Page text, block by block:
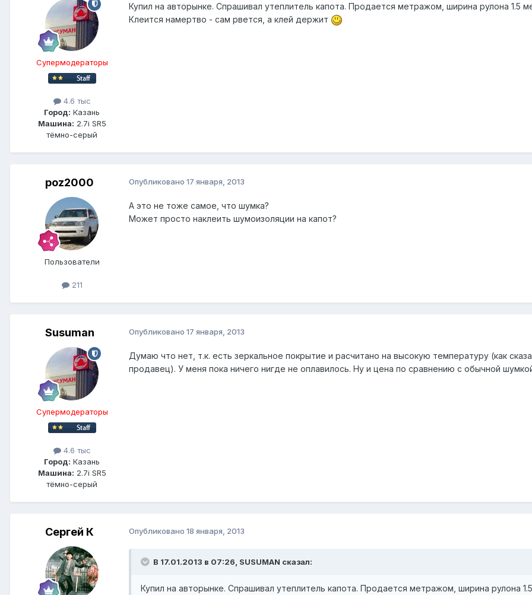
Супермодераторы
4.6 тыс
Город: Казань
Машина: 2.7i SR5
тёмно-серый
Купил на авторынке. Спрашивал утеплитель капота. Продается метражом, ширина рулона 1.5
Клеится намертво - сам рвется, а клей держит
poz2000
Пользователи
211
Опубликовано 17 января, 2013
А это не тоже самое, что шумка?
Может просто наклеить шумоизоляции на капот?
Susuman
Супермодераторы
4.6 тыс
Город: Казань
Машина: 2.7i SR5
тёмно-серый
Опубликовано 17 января, 2013
Думаю что нет, т.к. есть зеркальное покрытие и расчитано на высокую температуру (как
продавец). У меня пока ничего нигде не оплавилось. Ну и цена по сравнению с обычной
Сергей К Опубликовано 18 января, 2013
В 17.01.2013 в 07:26, SUSUMAN сказал:
Купил на авторынке. Спрашивал утеплитель капота. Продается метражом, ширина рулона